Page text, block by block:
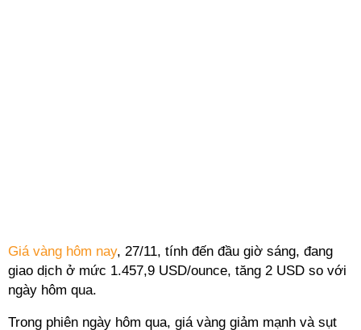
Giá vàng hôm nay, 27/11, tính đến đầu giờ sáng, đang
giao dịch ở mức 1.457,9 USD/ounce, tăng 2 USD so với
ngày hôm qua.
Trong phiên ngày hôm qua, giá vàng giảm mạnh và sụt